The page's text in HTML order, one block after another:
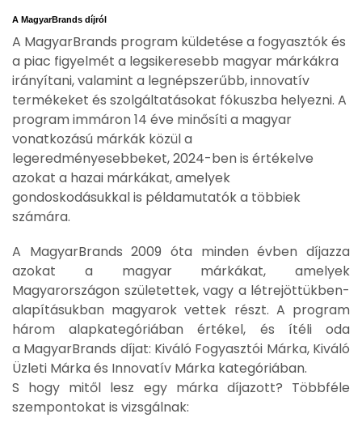
A MagyarBrands díjról
A MagyarBrands program küldetése a fogyasztók és
a piac figyelmét a legsikeresebb magyar márkákra
irányítani, valamint a legnépszerűbb, innovatív
termékeket és szolgáltatásokat fókuszba helyezni. A
program immáron 14 éve minősíti a magyar
vonatkozású márkák közül a
legeredményesebbeket, 2024-ben is értékelve
azokat a hazai márkákat, amelyek
gondoskodásukkal is példamutatók a többiek
számára.
A MagyarBrands 2009 óta minden évben díjazza
azokat a magyar márkákat, amelyek
Magyarországon születettek, vagy a létrejöttükben-
alapításukban magyarok vettek részt. A program
három alapkategóriában értékel, és ítéli oda
a MagyarBrands díjat: Kiváló Fogyasztói Márka, Kiváló
Üzleti Márka és Innovatív Márka kategóriában.
S hogy mitől lesz egy márka díjazott? Többféle
szempontokat is vizsgálnak: